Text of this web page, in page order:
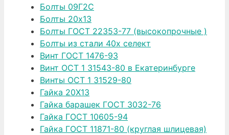
Болты 09Г2С
Болты 20х13
Болты ГОСТ 22353-77 (высокопрочные )
Болты из стали 40х селект
Винт ГОСТ 1476-93
Винт ОСТ 1 31543-80 в Екатеринбурге
Винты ОСТ 1 31529-80
Гайка 20Х13
Гайка барашек ГОСТ 3032-76
Гайка ГОСТ 10605-94
Гайка ГОСТ 11871-80 (круглая шлицевая)